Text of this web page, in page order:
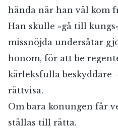
hända när han väl kom
Han skulle »gå till
missnöjda undersåtar
honom, för att be
kärleksfulla beskyddare
rättvisa.
Om bara konungen får
ställas till rätta.